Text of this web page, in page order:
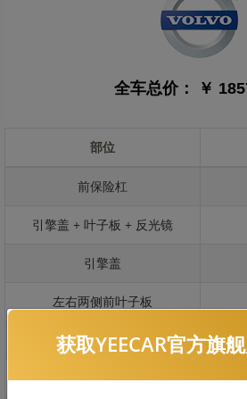
全车总价： ￥
部位
前保险杠
引擎盖 + 叶子板 + 反光镜
引擎盖
左右两侧前叶子板
反光镜
后保险杠
获取YEECAR官方旗